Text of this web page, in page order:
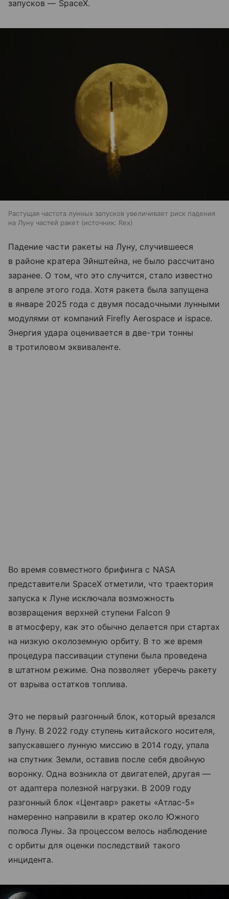
запусков — SpaceX.
Растущая частота лунных запусков увеличивает риск падения
на Луну частей ракет
источник: Rex
Падение части ракеты на Луну, случившееся
в районе кратера Эйнштейна, не было рассчитано
заранее. О том, что это случится, стало известно
в апреле этого года. Хотя ракета была запущена
в январе 2025 года с двумя посадочными лунными
модулями от компаний Firefly Aerospace и ispace.
Энергия удара оценивается в две-три тонны
в тротиловом эквиваленте.
Во время совместного брифинга с NASA
представители SpaceX отметили, что траектория
запуска к Луне исключала возможность
возвращения верхней ступени Falcon 9
в атмосферу, как это обычно делается при стартах
на низкую околоземную орбиту. В то же время
процедура пассивации ступени была проведена
в штатном режиме. Она позволяет уберечь ракету
от взрыва остатков топлива.
Это не первый разгонный блок, который врезался
в Луну. В 2022 году ступень китайского носителя,
запускавшего лунную миссию в 2014 году, упала
на спутник Земли, оставив после себя двойную
воронку. Одна возникла от двигателей, другая —
от адаптера полезной нагрузки. В 2009 году
разгонный блок «Центавр» ракеты «Атлас-5»
намеренно направили в кратер около Южного
полюса Луны. За процессом велось наблюдение
с орбиты для оценки последствий такого
инцидента.